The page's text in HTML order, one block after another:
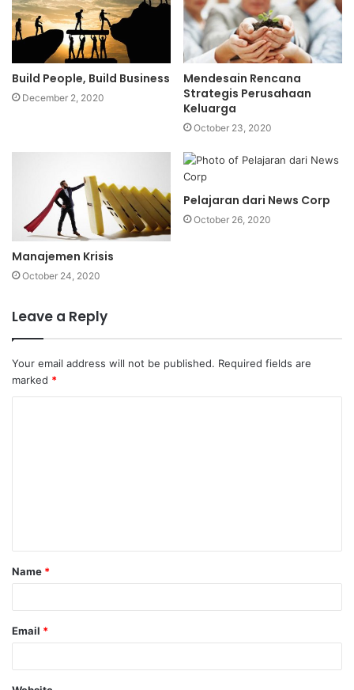
Build People, Build Business
December 2, 2020
Mendesain Rencana
Strategis Perusahaan
Keluarga
October 23, 2020
Manajemen Krisis
October 24, 2020
Pelajaran dari News Corp
October 26, 2020
Leave a Reply
Your email address will not be published. Required fields are
marked *
Name *
Email *